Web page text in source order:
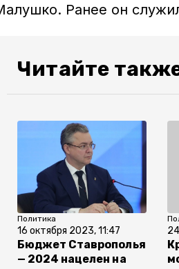
Ранее он
Читайте
Политика
16 октября 2023, 11:47
Бюджет Ставрополья
— 2024 нацелен на